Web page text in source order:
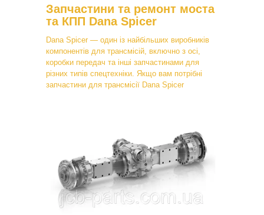
Запчастини та ремонт моста
та КПП Dana Spicer
Dana Spicer — один із найбільших виробників
компонентів для трансмісій, включно з осі,
коробки передач та інші запчастинами для
різних типів спецтехніки. Якщо вам потрібні
запчастини для трансмісії Dana Spicer